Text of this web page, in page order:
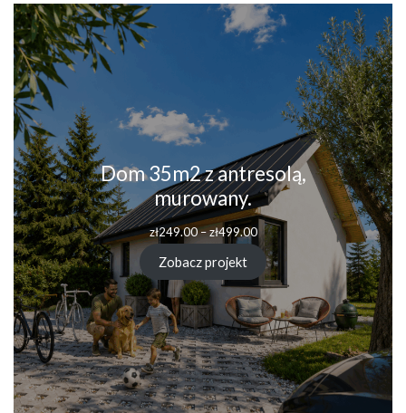
Dom 35m2 z antresolą,
murowany.
zł249.00–zł499.00Zakres
cen:
od
zł249.00
do
zł499.00
Zobacz projekt